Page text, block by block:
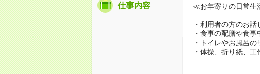
仕事内容 ≪お年寄りの日常生
・利用者の方のお話
・食事の配膳や食事
・トイレやお風呂の
・体操、折り紙、